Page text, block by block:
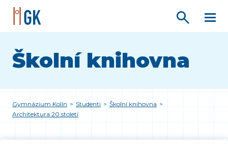
Školní knihovna
Gymnázium Kolín > Studenti > Školní knihovna >
Architektura 20.století